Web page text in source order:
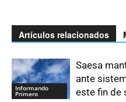
Artículos relacionados
Informando
Primero
Saesa
ante
este fin de